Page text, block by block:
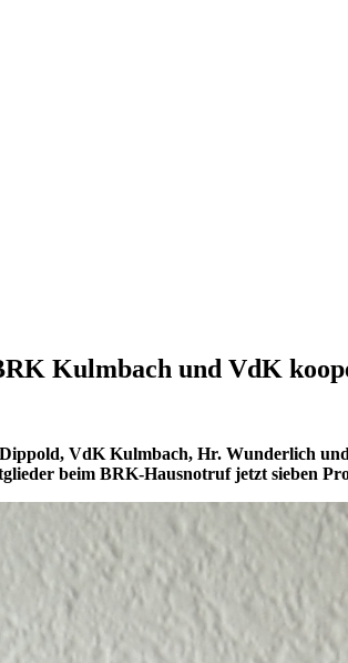
Kulmbach und VdK
VdK Kulmbach, Hr. Wunderlich
beim BRK-Hausnotruf jetzt sieben